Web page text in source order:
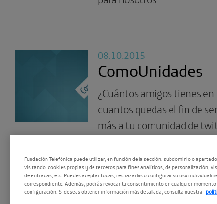
08.10.2015
ComoUnidades
¿Cuántos amigos tienes
cuantos quedas el fin de
más a tu comunidad de
comunidad de vecinos?
09.02.2015
Fundación Telefónica puede utilizar, en función de la sección, subdominio o
visitando, cookies propias y de terceros para fines analíticos, de personalización,
de entradas, etc. Puedes aceptar todas, rechazarlas o configurar su uso
correspondiente. Además, podrás revocar tu consentimiento en cualquier momento
configuración. Si deseas obtener información más detallada, consulta nuestra